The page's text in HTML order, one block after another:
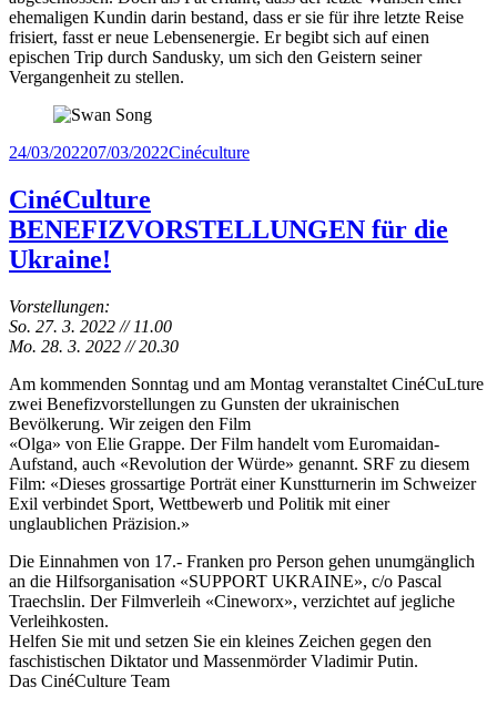
ehemaligen Kundin darin bestand, dass er sie für ihre letzte Reise
frisiert, fasst er neue Lebensenergie. Er begibt sich auf einen
epischen Trip durch Sandusky, um sich den Geistern seiner
Vergangenheit zu stellen.
Veröffentlicht
24/03/202207/03/2022Kategorien
Cinéculture
CinéCulture
BENEFIZVORSTELLUNGEN für die
Ukraine!
Vorstellungen:
So. 27. 3. 2022 // 11.00
Mo. 28. 3. 2022 // 20.30
Am kommenden Sonntag und am Montag veranstaltet CinéCuLture
zwei Benefizvorstellungen zu Gunsten der ukrainischen
Bevölkerung. Wir zeigen den Film
«Olga» von Elie Grappe. Der Film handelt vom Euromaidan-
Aufstand, auch «Revolution der Würde» genannt. SRF zu diesem
Film: «Dieses grossartige Porträt einer Kunstturnerin im Schweizer
Exil verbindet Sport, Wettbewerb und Politik mit einer
unglaublichen Präzision.»
Die Einnahmen von 17.- Franken pro Person gehen unumgänglich
an die Hilfsorganisation «SUPPORT UKRAINE», c/o Pascal
Traechslin. Der Filmverleih «Cineworx», verzichtet auf jegliche
Verleihkosten.
Helfen Sie mit und setzen Sie ein kleines Zeichen gegen den
faschistischen Diktator und Massenmörder Vladimir Putin.
Das CinéCulture Team